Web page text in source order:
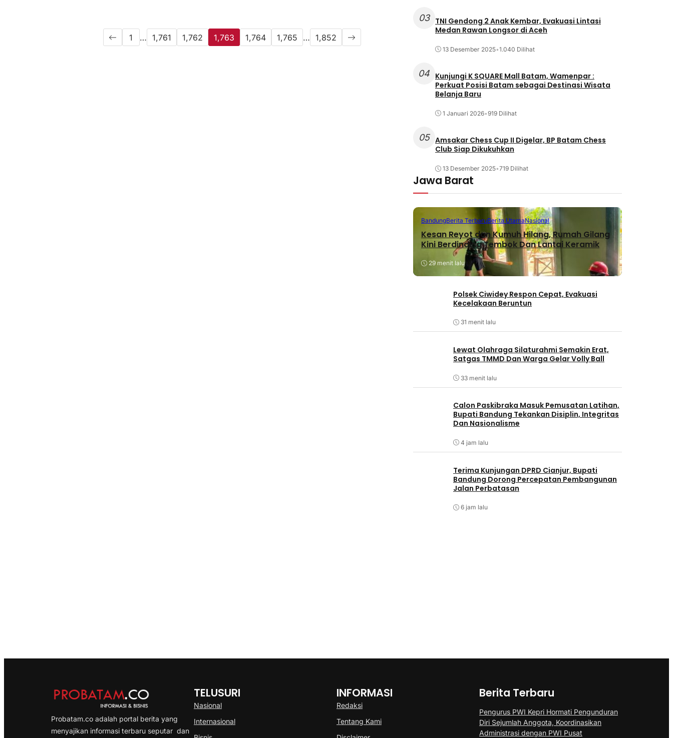
1 … 1,761 1,762 1,763 1,764 1,765 … 1,852
03
TNI Gendong 2 Anak Kembar, Evakuasi Lintasi
Medan Rawan Longsor di Aceh
13 Desember 2025•1.040 Dilihat
04 Kunjungi K SQUARE Mall Batam, Wamenpar :
Perkuat Posisi Batam sebagai Destinasi Wisata
Belanja Baru
1 Januari 2026•919 Dilihat
05 Amsakar Chess Cup II Digelar, BP Batam Chess
Club Siap Dikukuhkan
13 Desember 2025•719 Dilihat
Jawa Barat
BandungBerita TerbaruBerita UtamaNasional
Kesan Reyot dan Kumuh Hilang, Rumah Gilang
Kini Berdinding Tembok Dan Lantai Keramik
29 menit lalu
Polsek Ciwidey Respon Cepat, Evakuasi
Kecelakaan Beruntun
31 menit lalu
Lewat Olahraga Silaturahmi Semakin Erat,
Satgas TMMD Dan Warga Gelar Volly Ball
33 menit lalu
Calon Paskibraka Masuk Pemusatan Latihan,
Bupati Bandung Tekankan Disiplin, Integritas
Dan Nasionalisme
4 jam lalu
Terima Kunjungan DPRD Cianjur, Bupati
Bandung Dorong Percepatan Pembangunan
Jalan Perbatasan
6 jam lalu
Probatam.co adalah portal berita yang
menyajikan informasi terbaru seputar dan
TELUSURI
Nasional
Internasional
INFORMASI
Redaksi
Tentang Kami
Berita Terbaru
Pengurus PWI Kepri Hormati Pengunduran
Diri Sejumlah Anggota, Koordinasikan
Administrasi dengan PWI Pusat